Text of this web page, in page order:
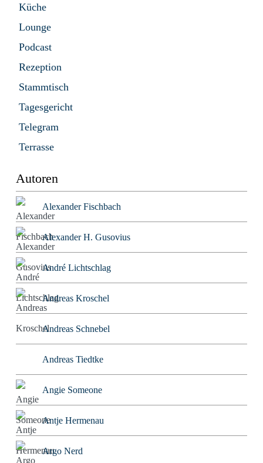
Küche
Lounge
Podcast
Rezeption
Stammtisch
Tagesgericht
Telegram
Terrasse
Autoren
Alexander Fischbach
Alexander H. Gusovius
André Lichtschlag
Andreas Kroschel
Andreas Schnebel
Andreas Tiedtke
Angie Someone
Antje Hermenau
Argo Nerd